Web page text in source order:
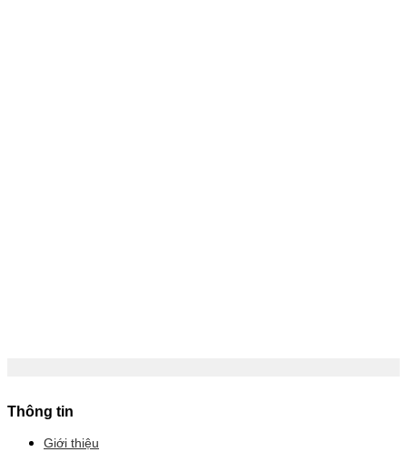
Thông tin
Giới thiệu